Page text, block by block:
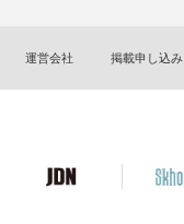
運営会社 掲載申し込み